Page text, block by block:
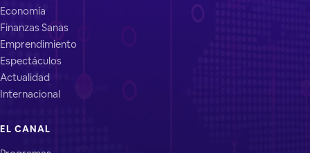
Economía
Finanzas Sanas
Emprendimiento
Espectáculos
Actualidad
Internacional
EL CANAL